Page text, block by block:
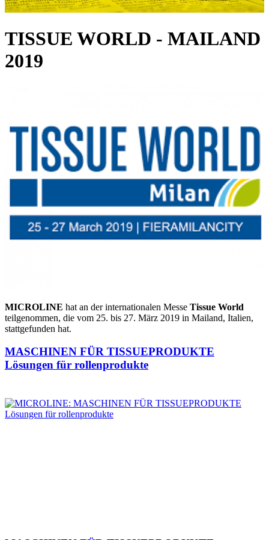
TISSUE WORLD - MAILAND
2019
MICROLINE hat an der internationalen Messe Tissue World
teilgenommen, die vom 25. bis 27. März 2019 in Mailand, Italien,
stattgefunden hat.
MASCHINEN FÜR TISSUEPRODUKTE
Lösungen für rollenprodukte